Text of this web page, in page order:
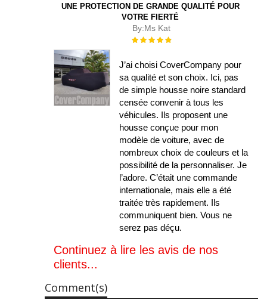
UNE PROTECTION DE GRANDE QUALITÉ POUR
VOTRE FIERTÉ
By:Ms Kat
Évaluation :
J’ai choisi CoverCompany pour
sa qualité et son choix. Ici, pas
de simple housse noire standard
censée convenir à tous les
véhicules. Ils proposent une
housse conçue pour mon
modèle de voiture, avec de
nombreux choix de couleurs et la
possibilité de la personnaliser. Je
l’adore. C’était une commande
internationale, mais elle a été
traitée très rapidement. Ils
communiquent bien. Vous ne
serez pas déçu.
Continuez à lire les avis de nos
clients...
Comment(s)